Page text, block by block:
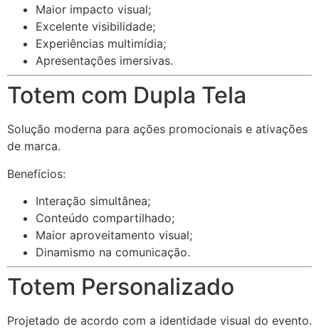
Maior impacto visual;
Excelente visibilidade;
Experiências multimídia;
Apresentações imersivas.
Totem com Dupla Tela
Solução moderna para ações promocionais e ativações
de marca.
Benefícios:
Interação simultânea;
Conteúdo compartilhado;
Maior aproveitamento visual;
Dinamismo na comunicação.
Totem Personalizado
Projetado de acordo com a identidade visual do evento.